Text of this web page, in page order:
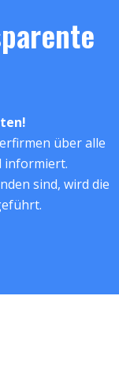
über alle
informiert.
sind, wird die